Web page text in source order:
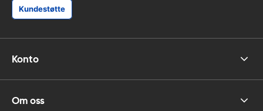
Kundestøtte
Konto
Om oss